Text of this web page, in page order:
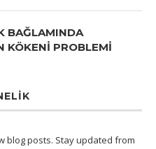
BAĞLAMINDA
KÖKENİ PROBLEMİ
blog posts. Stay updated from